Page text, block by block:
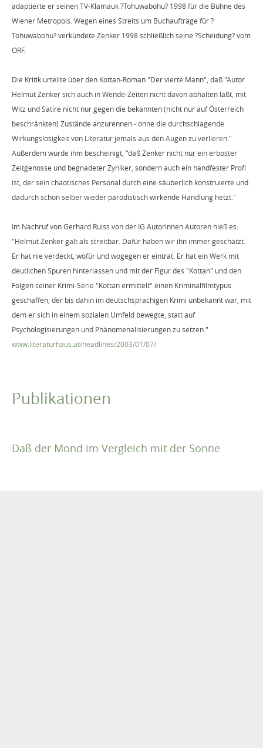
adaptierte er seinen TV-Klamauk ?Tohuwabohu? 1998 für die Bühne des
Wiener Metropols. Wegen eines Streits um Buchaufträge für ?
Tohuwabohu? verkündete Zenker 1998 schließlich seine ?Scheidung? vom
ORF.
Die Kritik urteilte über den Kottan-Roman "Der vierte Mann", daß "Autor
Helmut Zenker sich auch in Wende-Zeiten nicht davon abhalten läßt, mit
Witz und Satire nicht nur gegen die bekannten (nicht nur auf Österreich
beschränkten) Zustände anzurennen - ohne die durchschlagende
Wirkungslosigkeit von Literatur jemals aus den Augen zu verlieren."
Außerdem wurde ihm bescheinigt, "daß Zenker nicht nur ein erboster
Zeitgenosse und begnadeter Zyniker, sondern auch ein handfester Profi
ist, der sein chaotisches Personal durch eine säuberlich konstruierte und
dadurch schon selber wieder parodistisch wirkende Handlung hetzt."
Im Nachruf von Gerhard Ruiss von der IG Autorinnen Autoren hieß es:
"Helmut Zenker galt als streitbar. Dafür haben wir ihn immer geschätzt.
Er hat nie verdeckt, wofür und wogegen er eintrat. Er hat ein Werk mit
deutlichen Spuren hinterlassen und mit der Figur des "Kottan" und den
Folgen seiner Krimi-Serie "Kottan ermittelt" einen Kriminalfilmtypus
geschaffen, der bis dahin im deutschsprachigen Krimi unbekannt war, mit
dem er sich in einem sozialen Umfeld bewegte, statt auf
Psychologisierungen und Phänomenalisierungen zu setzen."
www.literaturhaus.at/headlines/2003/01/07/
Publikationen
Daß der Mond im Vergleich mit der Sonne